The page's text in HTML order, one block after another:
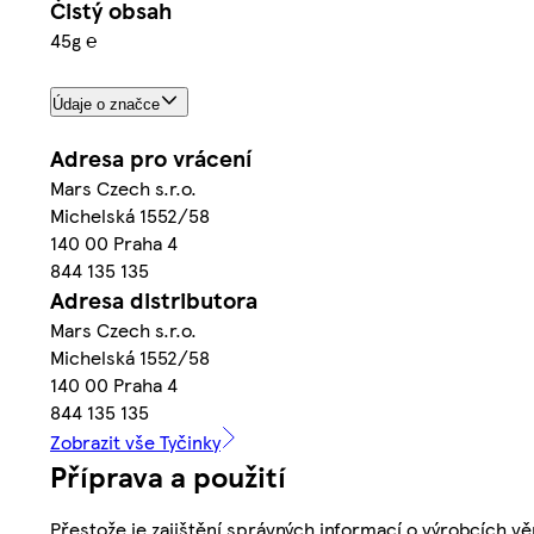
Čistý obsah
45g ℮
Údaje o značce
Adresa pro vrácení
Mars Czech s.r.o.
Michelská 1552/58
140 00 Praha 4
844 135 135
Adresa distributora
Mars Czech s.r.o.
Michelská 1552/58
140 00 Praha 4
844 135 135
Zobrazit vše Tyčinky
Příprava a použití
Přestože je zajištění správných informací o výrobcích